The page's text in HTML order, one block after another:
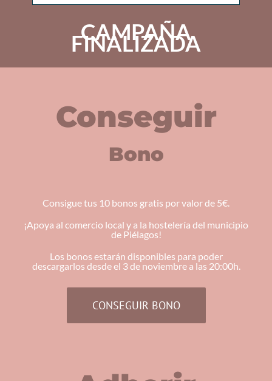
CAMPAÑA
FINALIZADA
Conseguir
Bono
Consigue tus 10 bonos gratis por valor de 5€.
¡Apoya al comercio local y a la hostelería del municipio
de Piélagos!
Los bonos estarán disponibles para poder
descargarlos desde el 3 de noviembre a las 20:00h.
CONSEGUIR BONO